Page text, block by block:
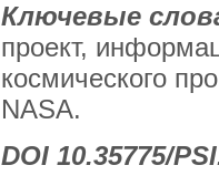
Ключевые
проект,
космического
NASA.
DOI 10.35775/